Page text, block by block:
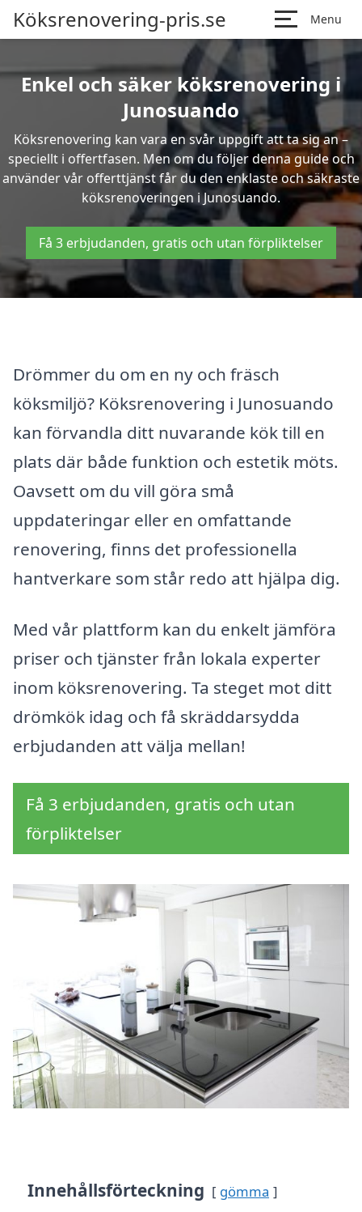
Köksrenovering-pris.se Menu
Enkel och säker köksrenovering i
Junosuando
Köksrenovering kan vara en svår uppgift att ta sig an –
speciellt i offertfasen. Men om du följer denna guide och
använder vår offerttjänst får du den enklaste och säkraste
köksrenoveringen i Junosuando.
Få 3 erbjudanden, gratis och utan förpliktelser
Drömmer du om en ny och fräsch
köksmiljö? Köksrenovering i Junosuando
kan förvandla ditt nuvarande kök till en
plats där både funktion och estetik möts.
Oavsett om du vill göra små
uppdateringar eller en omfattande
renovering, finns det professionella
hantverkare som står redo att hjälpa dig.
Med vår plattform kan du enkelt jämföra
priser och tjänster från lokala experter
inom köksrenovering. Ta steget mot ditt
drömkök idag och få skräddarsydda
erbjudanden att välja mellan!
Få 3 erbjudanden, gratis och utan
förpliktelser
Innehållsförteckning gömma